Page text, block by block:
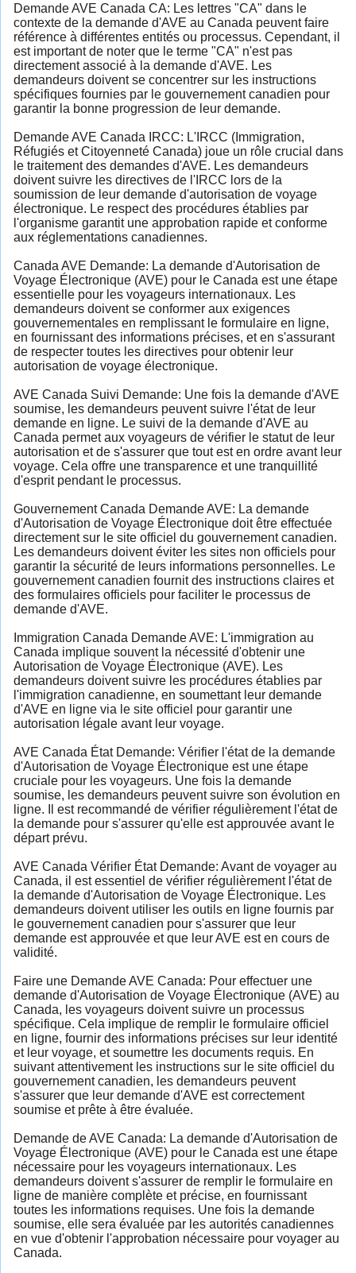
Demande AVE Canada CA: Les lettres "CA" dans le
contexte de la demande d'AVE au Canada peuvent faire
référence à différentes entités ou processus. Cependant, il
est important de noter que le terme "CA" n'est pas
directement associé à la demande d'AVE. Les
demandeurs doivent se concentrer sur les instructions
spécifiques fournies par le gouvernement canadien pour
garantir la bonne progression de leur demande.
Demande AVE Canada IRCC: L'IRCC (Immigration,
Réfugiés et Citoyenneté Canada) joue un rôle crucial dans
le traitement des demandes d'AVE. Les demandeurs
doivent suivre les directives de l'IRCC lors de la
soumission de leur demande d'autorisation de voyage
électronique. Le respect des procédures établies par
l'organisme garantit une approbation rapide et conforme
aux réglementations canadiennes.
Canada AVE Demande: La demande d'Autorisation de
Voyage Électronique (AVE) pour le Canada est une étape
essentielle pour les voyageurs internationaux. Les
demandeurs doivent se conformer aux exigences
gouvernementales en remplissant le formulaire en ligne,
en fournissant des informations précises, et en s'assurant
de respecter toutes les directives pour obtenir leur
autorisation de voyage électronique.
AVE Canada Suivi Demande: Une fois la demande d'AVE
soumise, les demandeurs peuvent suivre l'état de leur
demande en ligne. Le suivi de la demande d'AVE au
Canada permet aux voyageurs de vérifier le statut de leur
autorisation et de s'assurer que tout est en ordre avant leur
voyage. Cela offre une transparence et une tranquillité
d'esprit pendant le processus.
Gouvernement Canada Demande AVE: La demande
d'Autorisation de Voyage Électronique doit être effectuée
directement sur le site officiel du gouvernement canadien.
Les demandeurs doivent éviter les sites non officiels pour
garantir la sécurité de leurs informations personnelles. Le
gouvernement canadien fournit des instructions claires et
des formulaires officiels pour faciliter le processus de
demande d'AVE.
Immigration Canada Demande AVE: L'immigration au
Canada implique souvent la nécessité d'obtenir une
Autorisation de Voyage Électronique (AVE). Les
demandeurs doivent suivre les procédures établies par
l'immigration canadienne, en soumettant leur demande
d'AVE en ligne via le site officiel pour garantir une
autorisation légale avant leur voyage.
AVE Canada État Demande: Vérifier l'état de la demande
d'Autorisation de Voyage Électronique est une étape
cruciale pour les voyageurs. Une fois la demande
soumise, les demandeurs peuvent suivre son évolution en
ligne. Il est recommandé de vérifier régulièrement l'état de
la demande pour s'assurer qu'elle est approuvée avant le
départ prévu.
AVE Canada Vérifier État Demande: Avant de voyager au
Canada, il est essentiel de vérifier régulièrement l'état de
la demande d'Autorisation de Voyage Électronique. Les
demandeurs doivent utiliser les outils en ligne fournis par
le gouvernement canadien pour s'assurer que leur
demande est approuvée et que leur AVE est en cours de
validité.
Faire une Demande AVE Canada: Pour effectuer une
demande d'Autorisation de Voyage Électronique (AVE) au
Canada, les voyageurs doivent suivre un processus
spécifique. Cela implique de remplir le formulaire officiel
en ligne, fournir des informations précises sur leur identité
et leur voyage, et soumettre les documents requis. En
suivant attentivement les instructions sur le site officiel du
gouvernement canadien, les demandeurs peuvent
s'assurer que leur demande d'AVE est correctement
soumise et prête à être évaluée.
Demande de AVE Canada: La demande d'Autorisation de
Voyage Électronique (AVE) pour le Canada est une étape
nécessaire pour les voyageurs internationaux. Les
demandeurs doivent s'assurer de remplir le formulaire en
ligne de manière complète et précise, en fournissant
toutes les informations requises. Une fois la demande
soumise, elle sera évaluée par les autorités canadiennes
en vue d'obtenir l'approbation nécessaire pour voyager au
Canada.